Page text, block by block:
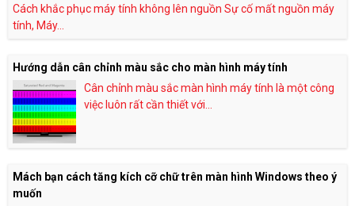
Cách khắc phục máy tính không lên nguồn Sự cố mất nguồn máy
tính, Máy...
Hướng dẫn cân chỉnh màu sắc cho màn hình máy tính
Cân chỉnh màu sắc màn hình máy tính là một công
việc luôn rất cần thiết với...
Mách bạn cách tăng kích cỡ chữ trên màn hình Windows theo ý
muốn